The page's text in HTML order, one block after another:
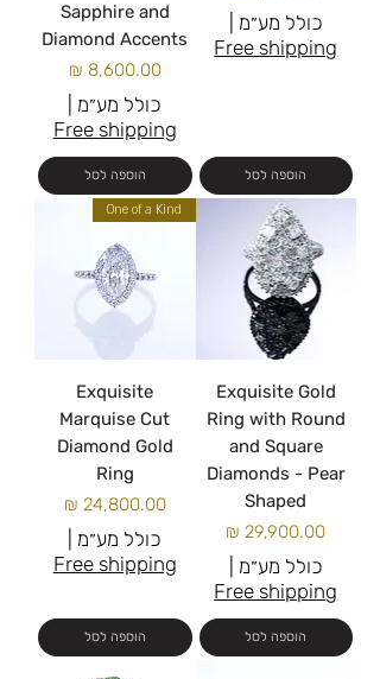
כולל מע״מ
Free shipping
הוספה לסל
Sapphire and
Diamond Accents
מחיר‏8,600.00 ‏₪
כולל מע״מ
Free shipping
הוספה לסל
Exquisite Gold
Ring with Round
and Square
Diamonds - Pear
Shaped
מחיר
כולל מע״מ
Free shipping
הוספה לסל
One of a Kind
Exquisite
Marquise Cut
Diamond Gold
Ring
מחיר‏24,800.00 ‏₪
כולל מע״מ
Free shipping
הוספה לסל